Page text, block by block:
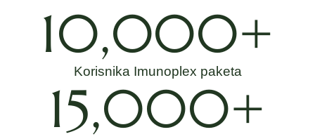
Korisnika Imunoplex paketa
10,000+
15,000+